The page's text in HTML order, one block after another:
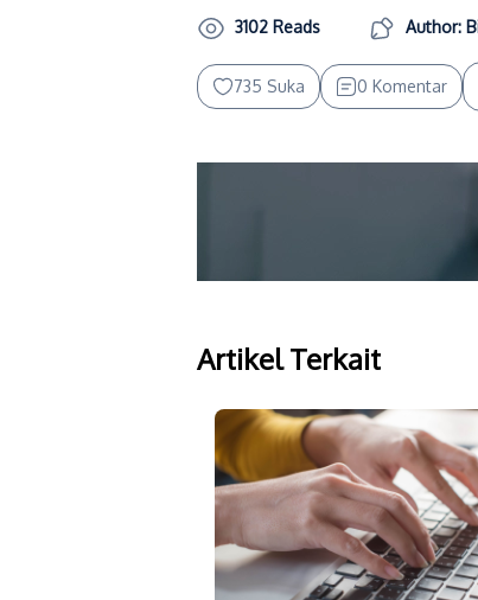
3102 Reads Author:
735 Suka 0 Komentar
Artikel Terkait